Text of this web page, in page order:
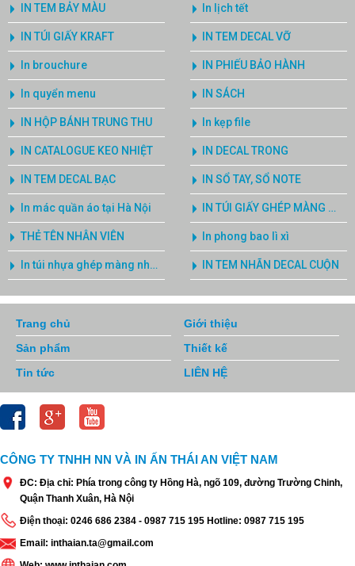
IN TEM BẢY MÀU In lịch tết
IN TÚI GIẤY KRAFT IN TEM DECAL VỠ
In brouchure IN PHIẾU BẢO HÀNH
In quyển menu IN SÁCH
IN HỘP BÁNH TRUNG THU In kẹp file
IN CATALOGUE KEO NHIỆT IN DECAL TRONG
IN TEM DECAL BẠC IN SỔ TAY, SỔ NOTE
In mác quần áo tại Hà Nội IN TÚI GIẤY GHÉP MÀNG NHÔM 3 BIÊN
THẺ TÊN NHÂN VIÊN In phong bao lì xì
In túi nhựa ghép màng nhôm phức hợp không cần trục ống đồng IN TEM NHÃN DECAL CUỘN
Trang chủ
Giới thiệu
Sản phẩm
Thiết kế
Tin tức
LIÊN HỆ
CÔNG TY TNHH NN VÀ IN ẤN THÁI AN VIỆT NAM
ĐC: Địa chỉ: Phía trong công ty Hồng Hà, ngõ 109, đường Trường Chinh,
Quận Thanh Xuân, Hà Nội
Điện thoại: 0246 686 2384 - 0987 715 195 Hotline: 0987 715 195
Email: inthaian.ta@gmail.com